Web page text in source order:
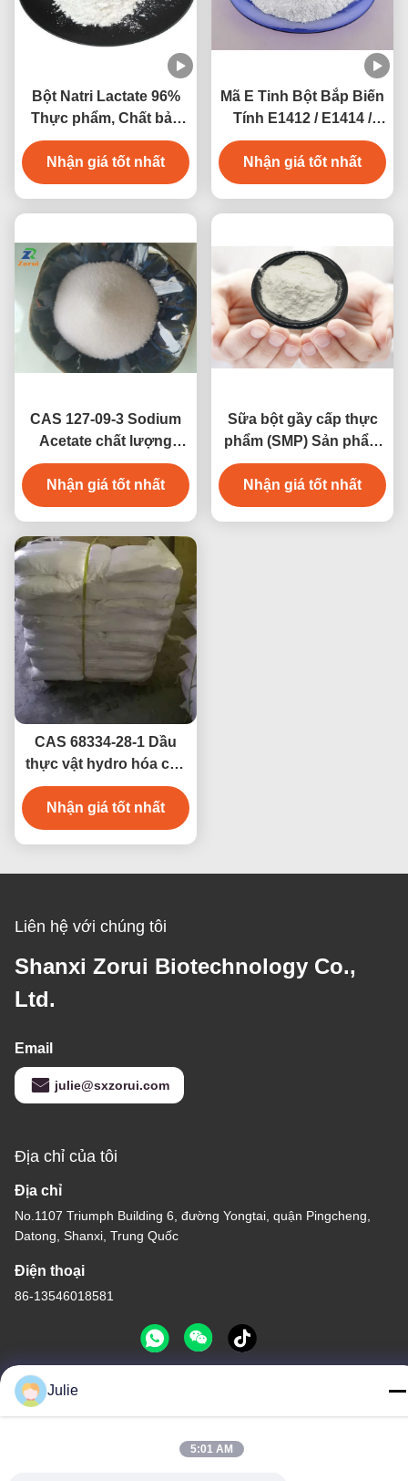
Bột Natri Lactate 96%
Thực phẩm, Chất bảo
quản Natri 2-
hydroxypropanoate
CAS 867-56-1
Nhận giá tốt nhất
Mã E Tinh Bột Bắp Biến
Tính E1412 / E1414 /
E1422 / E1442
Nhận giá tốt nhất
CAS 127-09-3 Sodium
Acetate chất lượng
thực phẩm Anhydrous/
Acetic Acid Muối natri
tiêm cho mặn và ngành
Nhận giá tốt nhất
Sữa bột gầy cấp thực
phẩm (SMP) Sản phẩm
sữa khô Sữa bột gầy
dạng kem (Ashta)
Nhận giá tốt nhất
CAS 68334-28-1 Dầu
thực vật hydro hóa cấp
thực phẩm (HVO) dùng
cho bánh mì và bơ thực
vật
Nhận giá tốt nhất
Liên hệ với chúng tôi
Shanxi Zorui Biotechnology Co.,
Ltd.
Email
julie@sxzorui.com
Địa chỉ của tôi
Địa chỉ
No.1107 Triumph Building 6, đường Yongtai, quận Pingcheng,
Datong, Shanxi, Trung Quốc
Điện thoại
86-13546018581
nuôi Nhà cung cấp. -2026 Shanxi Zorui Biotechnology Co., Ltd.
Julie
5:01 AM